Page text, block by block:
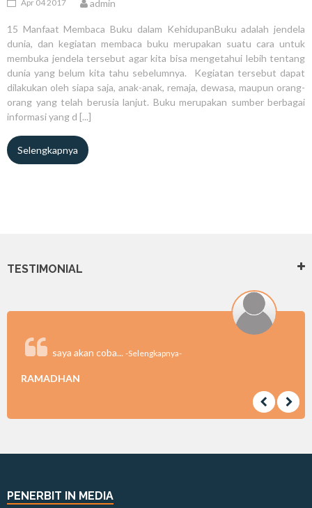
Apr 04 2017 admin
15 Manfaat Membaca Buku dalam KehidupanBuku adalah jendela
dunia, dan kegiatan membaca buku merupakan suatu cara untuk
membuka jendela tersebut agar kita bisa mengetahui lebih tentang
dunia yang belum kita tahu sebelumnya. Kegiatan tersebut dapat
dilakukan oleh siapa saja, anak-anak, remaja, dewasa, maupun orang-
orang yang telah berusia lanjut. Buku merupakan sumber berbagai
informasi yang d [...]
Selengkapnya
TESTIMONIAL
saya akan coba... -Selengkapnya-
RAMADHAN
PENERBIT IN MEDIA